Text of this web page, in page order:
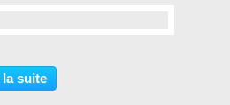
la suite